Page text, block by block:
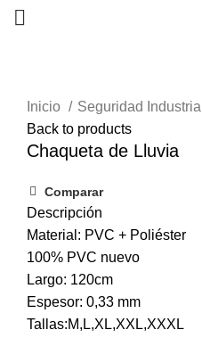
Inicio Seguridad Industrial
Back to products
Chaqueta de Lluvia
Comparar
Descripción
Material: PVC + Poliéster
100% PVC nuevo
Largo: 120cm
Espesor: 0,33 mm
Tallas:M,L,XL,XXL,XXXL